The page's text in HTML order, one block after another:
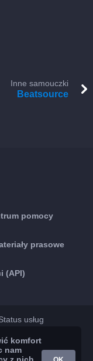
Inne samouczki
Beatsource
pomocy
prasowe
(API)
usług
Play
komfort
nam